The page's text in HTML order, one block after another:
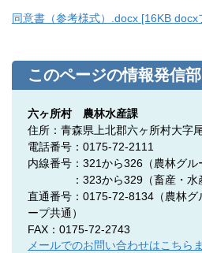
同意書（参考様式）.docx [16KB docx
このページの情報発信
六ヶ所村 農林水産課
住所：青森県上北郡六ヶ所村大
電話番号：0175-72-2111
内線番号：321から326（農林グル
：323から329（畜産・水産
直通番号：0175-72-8134 （農林グ
ープ共通 ）
FAX：0175-72-2743
メールでのお問い合わせはこちら